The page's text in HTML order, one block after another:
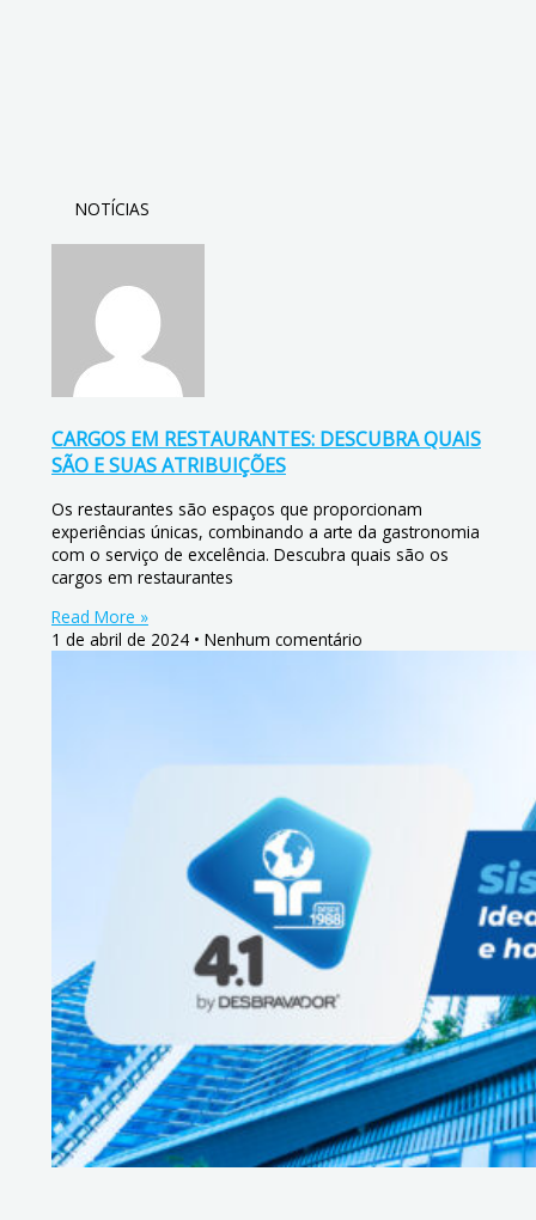
NOTÍCIAS
CARGOS EM RESTAURANTES: DESCUBRA QUAIS
SÃO E SUAS ATRIBUIÇÕES
Os restaurantes são espaços que proporcionam
experiências únicas, combinando a arte da gastronomia
com o serviço de excelência. Descubra quais são os
cargos em restaurantes
Read More »
1 de abril de 2024
Nenhum comentário